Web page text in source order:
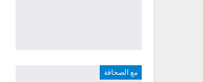
مع الصحافة